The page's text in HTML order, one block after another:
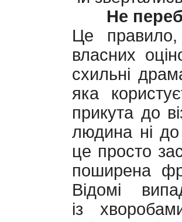
Не
Це
власних
схильні
яка
прикута до
людина ні
це просто
поширена
Відомі
із